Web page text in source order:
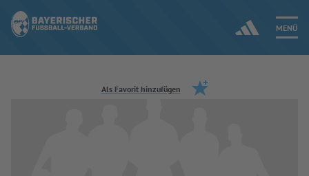
MENÜ
Jetzt einloggen
Als Favorit hinzufügen